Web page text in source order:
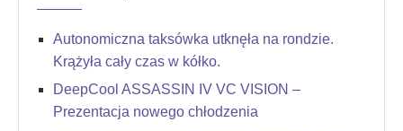
Autonomiczna taksówka utknęła na rondzie.
Krążyła cały czas w kółko.
DeepCool ASSASSIN IV VC VISION –
Prezentacja nowego chłodzenia